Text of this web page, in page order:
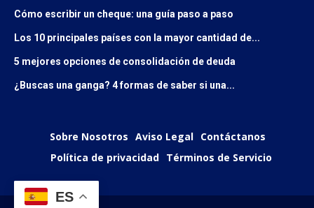
Cómo escribir un cheque: una guía paso a paso
Los 10 principales países con la mayor cantidad de...
5 mejores opciones de consolidación de deuda
¿Buscas una ganga? 4 formas de saber si una...
Sobre Nosotros Aviso Legal Contáctanos
Política de privacidad Términos de Servicio
ES